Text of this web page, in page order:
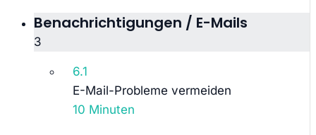
Benachrichtigungen / E-Mails
3
6.1
E-Mail-Probleme vermeiden
10 Minuten